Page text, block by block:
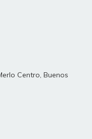
Centro, Buenos